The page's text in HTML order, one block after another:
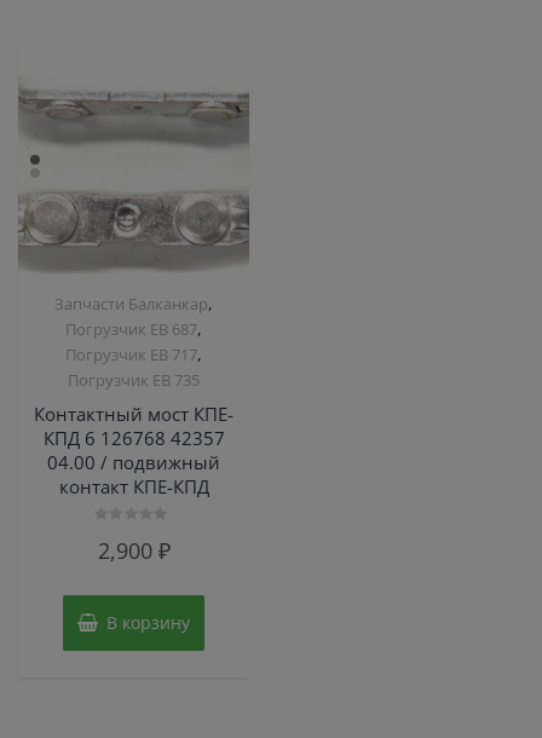
Запчасти Балканкар,
Погрузчик ЕВ 687,
Погрузчик ЕВ 717,
Погрузчик ЕВ 735
Контактный мост КПЕ-
КПД 6 126768 42357
04.00 / подвижный
контакт КПЕ-КПД
02,900 ₽
В корзину